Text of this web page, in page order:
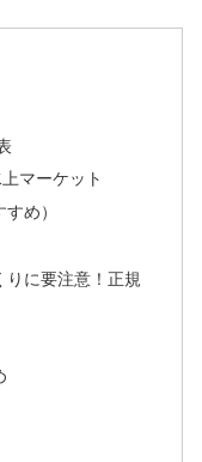
マーケット
め）
りに要注意！正規